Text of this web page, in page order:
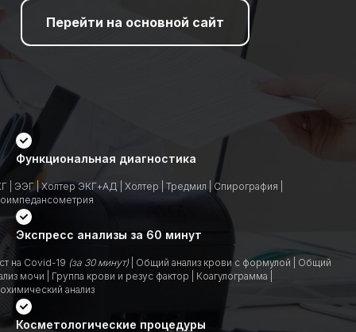
Перейти на основной сайт
Функциональная диагностика
| ЭЭГ | Холтер ЭКГ+АД | Холтер | Тредмил | Спирография |
Экспресс анализы за 60 минут
на Covid-19 (за 30 минут) | Общий анализ крови с формулой | Общий
мочи | Группа крови и резус фактор | Коагулограмма |
анализ
Косметологические процедуры